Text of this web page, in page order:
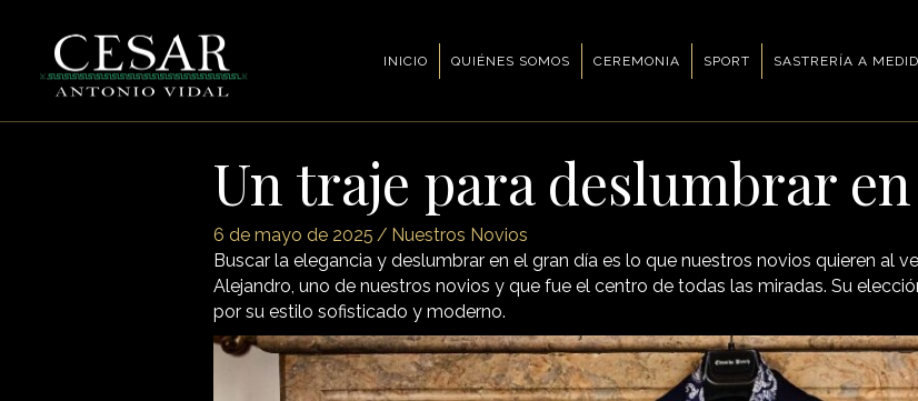
INICIO QUIÉNES SOMOS CEREMONIA SPORT SASTRERÍA A
Un traje para deslumbrar
6 de mayo de 2025 / Nuestros Novios
Buscar la elegancia y deslumbrar en el gran día es lo que nuestros novios quieren al
Alejandro, uno de nuestros novios y que fue el centro de todas las miradas. Su
por su estilo sofisticado y moderno.